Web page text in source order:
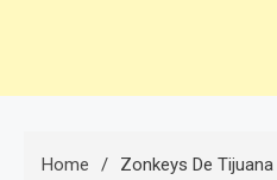
Home Zonkeys De Tijuana